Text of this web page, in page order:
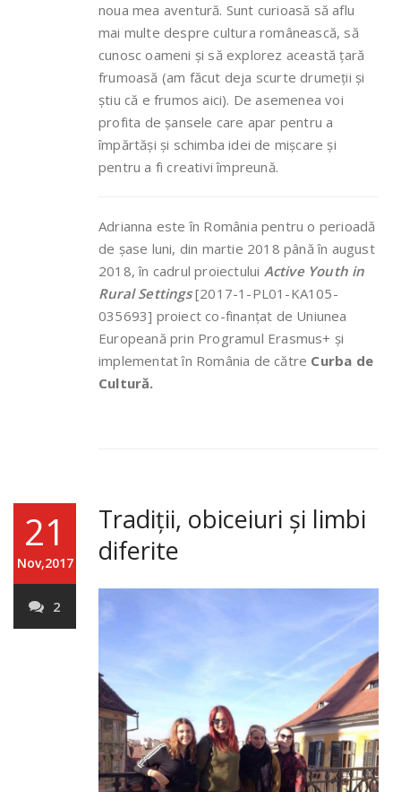
noua mea aventură. Sunt curioasă să aflu
mai multe despre cultura românească, să
cunosc oameni și să explorez această țară
frumoasă (am făcut deja scurte drumeții și
știu că e frumos aici). De asemenea voi
profita de șansele care apar pentru a
împărtăși și schimba idei de mișcare și
pentru a fi creativi împreună.
Adrianna este în România pentru o perioadă
de șase luni, din martie 2018 până în august
2018, în cadrul proiectului Active Youth in
Rural Settings[2017-1-PL01-KA105-
035693] proiect co-finanțat de Uniunea
Europeană prin Programul Erasmus+ și
implementat în România de către Curba de
Cultură.
21
Nov,2017
2
Tradiții, obiceiuri și limbi
diferite